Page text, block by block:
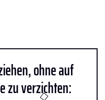
ohne auf
zu verzichten: